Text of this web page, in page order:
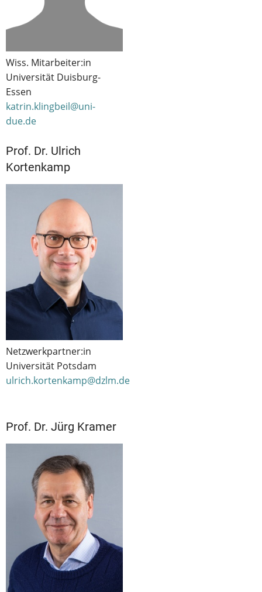
Wiss. Mitarbeiter:in
Universität Duisburg-
Essen
katrin.klingbeil@uni-
due.de
Prof. Dr. Ulrich
Kortenkamp
Netzwerkpartner:in
Universität Potsdam
ulrich.kortenkamp@dzlm.de
Prof. Dr. Jürg Kramer